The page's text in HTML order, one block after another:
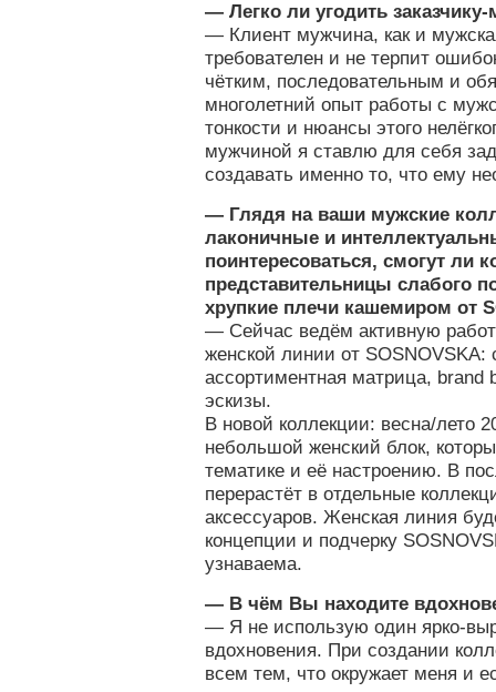
— Легко ли угодить
— Клиент мужчина, как и
требователен и не терпит
чётким, последовательным и
многолетний опыт работы с
тонкости и нюансы этого
мужчиной я ставлю для себя
создавать именно то, что ему
— Глядя на ваши мужские
лаконичные и
поинтересоваться, смогут ли
представительницы слабого
хрупкие плечи кашемиром от
— Сейчас ведём активную
женской линии от SOSNOVSKA:
ассортиментная матрица, brand
эскизы.
В новой коллекции: весна/лето
небольшой женский блок,
тематике и её настроению. В
перерастёт в отдельные
аксессуаров. Женская линия
концепции и подчерку
узнаваема.
— В чём Вы находите
— Я не использую один ярко-
вдохновения. При создании
всем тем, что окружает меня и